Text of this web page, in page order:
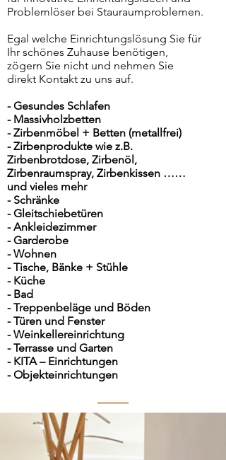
Problemlöser bei Stauraumproblemen.
Egal welche Einrichtungslösung Sie für
Ihr schönes Zuhause benötigen,
zögern Sie nicht und nehmen Sie
direkt Kontakt zu uns auf.
- Gesundes Schlafen
- Massivholzbetten
- Zirbenmöbel + Betten (metallfrei)
- Zirbenprodukte wie z.B.
Zirbenbrotdose, Zirbenöl,
Zirbenraumspray, Zirbenkissen ……
und vieles mehr
- Schränke
- Gleitschiebetüren
- Ankleidezimmer
- Garderobe
- Wohnen
- Tische, Bänke + Stühle
- Küche
- Bad
- Treppenbeläge und Böden
- Türen und Fenster
- Weinkellereinrichtung
- Terrasse und Garten
- KITA – Einrichtungen
- Objekteinrichtungen